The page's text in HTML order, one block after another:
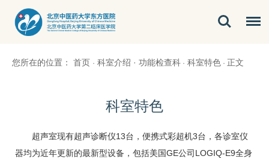
您所在的位置： 首页 · 科室介绍 · 功能检查科 · 科室特色 · 正文
科室特色
超声室现有超声诊断仪13台，便携式彩超机3台，各诊室仪
器均为近年更新的最新型设备，包括美国GE公司LOGIQ-E9全身